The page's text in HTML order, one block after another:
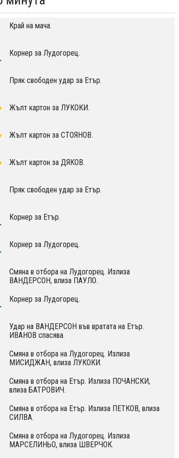
Край на мача.
Корнер за Лудогорец.
Пряк свободен удар за Етър.
Жълт картон за ЛУКОКИ.
Жълт картон за СТОЯНОВ.
Жълт картон за ДЯКОВ.
Пряк свободен удар за Етър.
Корнер за Етър.
Корнер за Лудогорец.
Смяна в отбора на Лудогорец. Излиза
ВАНДЕРСОН, влиза ПАУЛО.
Корнер за Лудогорец.
Удар на ВАНДЕРСОН във вратата на Етър.
ИВАНОВ спасява.
Смяна в отбора на Лудогорец. Излиза
МИСИДЖАН, влиза ЛУКОКИ.
Смяна в отбора на Етър. Излиза ПОЧАНСКИ,
влиза БАТРОВИЧ.
Смяна в отбора на Етър. Излиза ПЕТКОВ, влиза
СИЛВА.
Смяна в отбора на Лудогорец. Излиза
МАРСЕЛИНЬО, влиза ШВEРЧОК.